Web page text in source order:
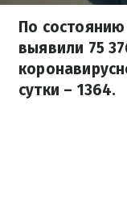
По
выявили 75
сутки – 1364.